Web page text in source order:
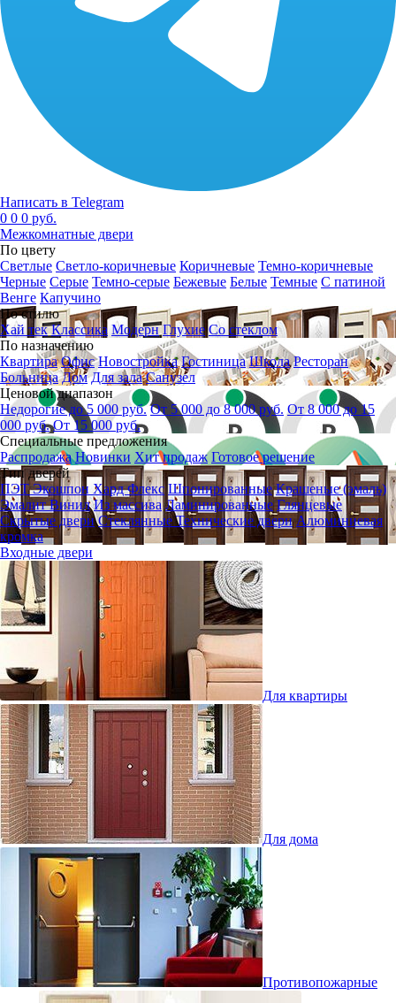
Написать в Telegram
0 0 0 руб.
Межкомнатные двери
По цвету
Светлые Светло-коричневые Коричневые Темно-коричневые
Черные Серые Темно-серые Бежевые Белые Темные С патиной
Венге Капучино
По стилю
Хай тек Классика Модерн Глухие Со стеклом
По назначению
Квартира Офис Новостройка Гостиница Школа Ресторан
Больница Дом Для зала Санузел
Ценовой диапазон
Недорогие до 5 000 руб. От 5 000 до 8 000 руб. От 8 000 до 15
000 руб. От 15 000 руб.
Специальные предложения
Распродажа Новинки Хит продаж Готовое решение
Тип дверей
ПЭТЭкошпон Хард Флекс Шпонированные Крашеные (эмаль)
ЭмалитВинил Из массива Ламинированные Глянцевые
Скрытые двери СтеклянныеТехнические двери Алюминиевая
кромка
Входные двери
Для квартиры
Для дома
Противопожарные